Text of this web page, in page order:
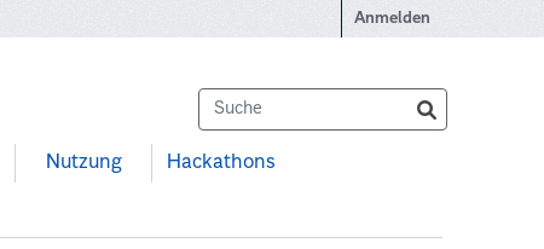
Anmelden
Nutzung Hackathons